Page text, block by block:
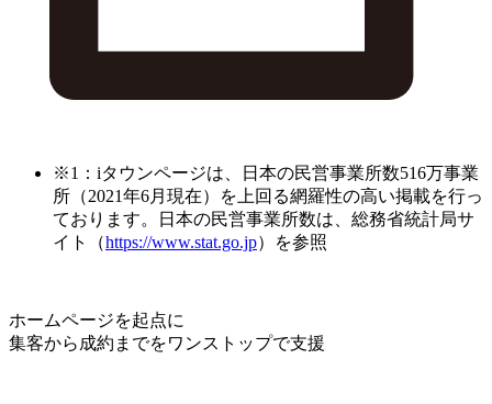
※1：iタウンページは、日本の民営事業所数516万事業
所（2021年6月現在）を上回る網羅性の高い掲載を行っ
ております。日本の民営事業所数は、総務省統計局サ
イト（https://www.stat.go.jp）を参照
ホームページを起点に
集客から成約までをワンストップで支援